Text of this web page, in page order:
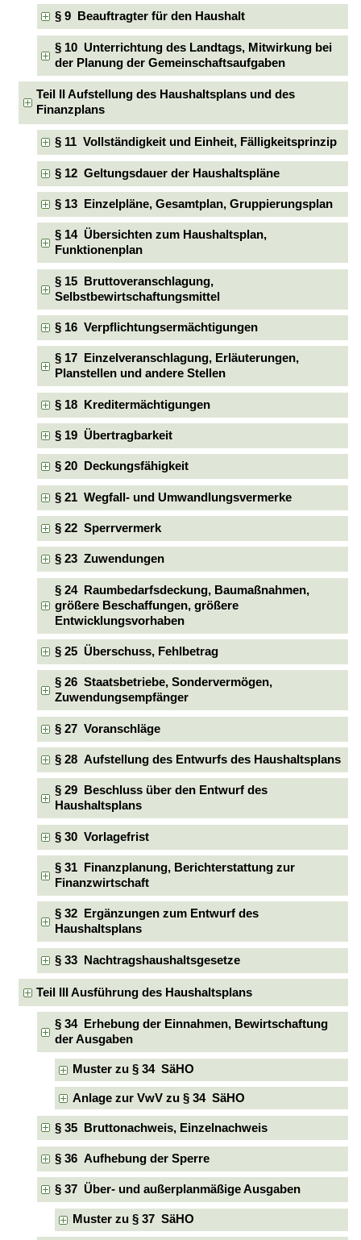
§ 9 Beauftragter für den Haushalt
§ 10 Unterrichtung des Landtags, Mitwirkung bei
der Planung der Gemeinschaftsaufgaben
Teil II Aufstellung des Haushaltsplans und des
Finanzplans
§ 11 Vollständigkeit und Einheit, Fälligkeitsprinzip
§ 12 Geltungsdauer der Haushaltspläne
§ 13 Einzelpläne, Gesamtplan, Gruppierungsplan
§ 14 Übersichten zum Haushaltsplan,
Funktionenplan
§ 15 Bruttoveranschlagung,
Selbstbewirtschaftungsmittel
§ 16 Verpflichtungsermächtigungen
§ 17 Einzelveranschlagung, Erläuterungen,
Planstellen und andere Stellen
§ 18 Kreditermächtigungen
§ 19 Übertragbarkeit
§ 20 Deckungsfähigkeit
§ 21 Wegfall- und Umwandlungsvermerke
§ 22 Sperrvermerk
§ 23 Zuwendungen
§ 24 Raumbedarfsdeckung, Baumaßnahmen,
größere Beschaffungen, größere
Entwicklungsvorhaben
§ 25 Überschuss, Fehlbetrag
§ 26 Staatsbetriebe, Sondervermögen,
Zuwendungsempfänger
§ 27 Voranschläge
§ 28 Aufstellung des Entwurfs des Haushaltsplans
§ 29 Beschluss über den Entwurf des
Haushaltsplans
§ 30 Vorlagefrist
§ 31 Finanzplanung, Berichterstattung zur
Finanzwirtschaft
§ 32 Ergänzungen zum Entwurf des
Haushaltsplans
§ 33 Nachtragshaushaltsgesetze
Teil III Ausführung des Haushaltsplans
§ 34 Erhebung der Einnahmen, Bewirtschaftung
der Ausgaben
Muster zu § 34 SäHO
Anlage zur VwV zu § 34 SäHO
§ 35 Bruttonachweis, Einzelnachweis
§ 36 Aufhebung der Sperre
§ 37 Über- und außerplanmäßige Ausgaben
Muster zu § 37 SäHO